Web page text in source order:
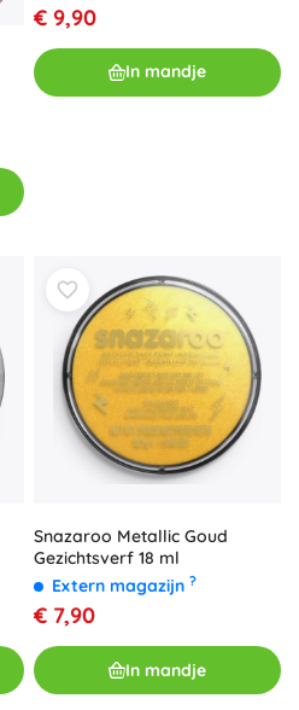
€ 9,90
In mandje
Snazaroo Metallic Goud
Gezichtsverf 18 ml
Extern magazijn ?
€ 7,90
In mandje